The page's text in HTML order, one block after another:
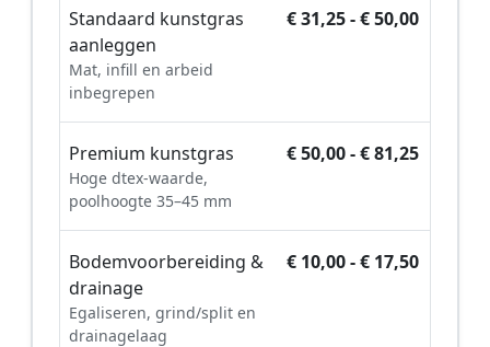
Standaard kunstgras
aanleggen
Mat, infill en arbeid
inbegrepen
€ 31,25 - € 50,00
Premium kunstgras
Hoge dtex-waarde,
poolhoogte 35–45 mm
€ 50,00 - € 81,25
Bodemvoorbereiding &
drainage
Egaliseren, grind/split en
drainagelaag
€ 10,00 - € 17,50